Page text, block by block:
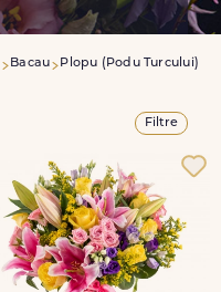
Bacau Plopu (Podu Turcului)
Filtre